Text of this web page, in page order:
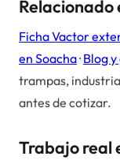
Relacionado
Ficha Vactor
en Soacha· Blog y
trampas,
antes de cotizar.
Trabajo real